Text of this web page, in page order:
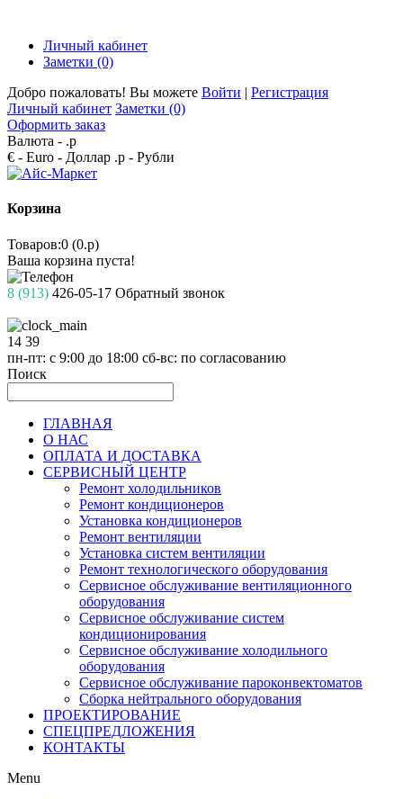
Личный кабинет
Заметки (0)
Добро пожаловать! Вы можете Войти | Регистрация
Личный кабинет Заметки (0)
Оформить заказ
Валюта - .р
€ - Euro - Доллар .р - Рубли
Корзина
Товаров:0 (0.р)
Ваша корзина пуста!
8 (913) 426-05-17 Обратный звонок
14 39
пн-пт: с 9:00 до 18:00 сб-вс: по согласованию
Поиск
ГЛАВНАЯ
О НАС
ОПЛАТА И ДОСТАВКА
СЕРВИСНЫЙ ЦЕНТР
Ремонт холодильников
Ремонт кондиционеров
Установка кондиционеров
Ремонт вентиляции
Установка систем вентиляции
Ремонт технологического оборудования
Cервисное обслуживание вентиляционного
оборудования
Cервисное обслуживание систем
кондиционирования
Cервисное обслуживание холодильного
оборудования
Сервисное обслуживание пароконвектоматов
Сборка нейтрального оборудования
ПРОЕКТИРОВАНИЕ
СПЕЦПРЕДЛОЖЕНИЯ
КОНТАКТЫ
Menu